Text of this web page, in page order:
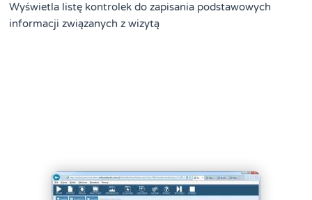
Wyświetla listę kontrolek do zapisania podstawowych
informacji związanych z wizytą